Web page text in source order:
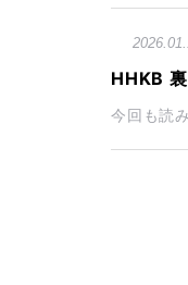
HHKB
今回も読